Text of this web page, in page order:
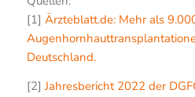
[1] Ärzteblatt.de: Mehr als
Deutschland.
[2] Jahresbericht 2022 der